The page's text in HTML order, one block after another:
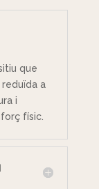
que
a
i
físic.